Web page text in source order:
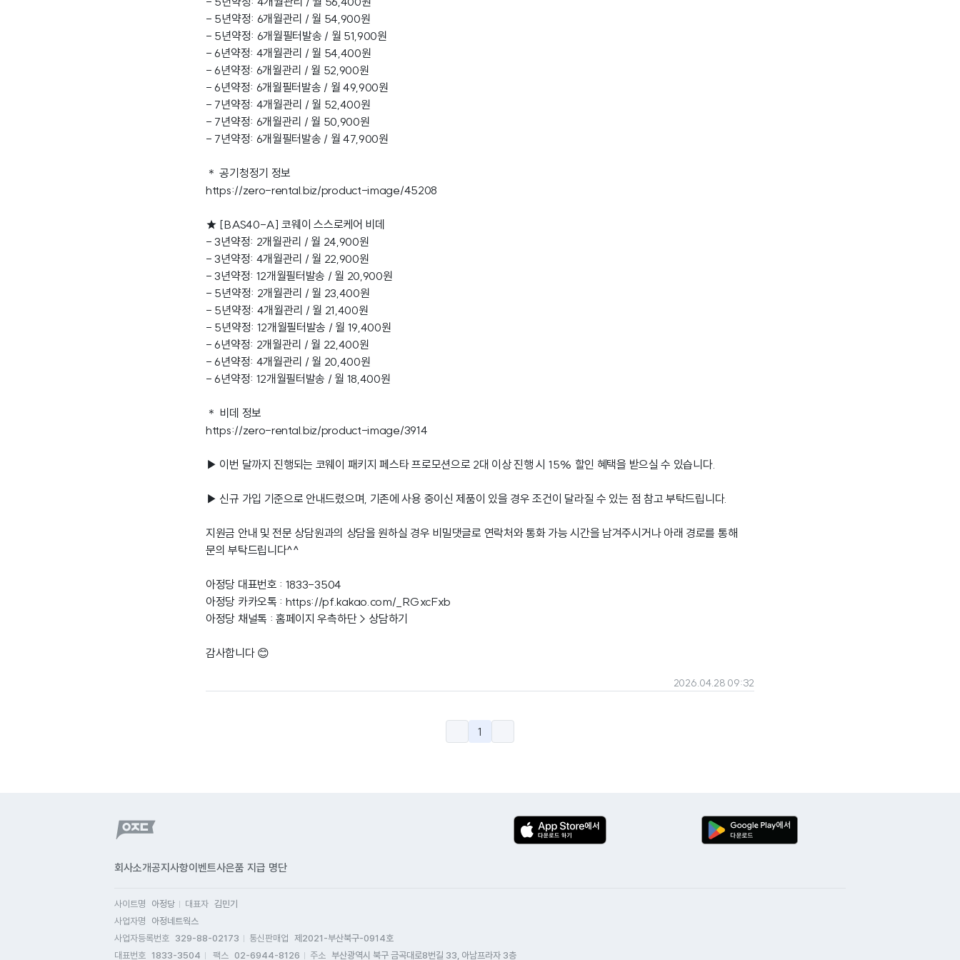
- 5년약정: 6개월관리 / 월 54,900원
- 5년약정: 6개월필터발송 / 월 51,900원
- 6년약정: 4개월관리 / 월 54,400원
- 6년약정: 6개월관리 / 월 52,900원
- 6년약정: 6개월필터발송 / 월 49,900원
- 7년약정: 4개월관리 / 월 52,400원
- 7년약정: 6개월관리 / 월 50,900원
- 7년약정: 6개월필터발송 / 월 47,900원
＊ 공기청정기 정보
https://zero-rental.biz/product-image/45208
★ [BAS40-A] 코웨이 스스로케어 비데
- 3년약정: 2개월관리 / 월 24,900원
- 3년약정: 4개월관리 / 월 22,900원
- 3년약정: 12개월필터발송 / 월 20,900원
- 5년약정: 2개월관리 / 월 23,400원
- 5년약정: 4개월관리 / 월 21,400원
- 5년약정: 12개월필터발송 / 월 19,400원
- 6년약정: 2개월관리 / 월 22,400원
- 6년약정: 4개월관리 / 월 20,400원
- 6년약정: 12개월필터발송 / 월 18,400원
＊ 비데 정보
https://zero-rental.biz/product-image/3914
▶ 이번 달까지 진행되는 코웨이 패키지 페스타 프로모션으로 2대 이상 진행 시 15% 할인 혜택을 받으실 수 있습니다.
▶ 신규 가입 기준으로 안내드렸으며, 기존에 사용 중이신 제품이 있을 경우 조건이 달라질 수 있는 점 참고 부탁드립니다.
지원금 안내 및 전문 상담원과의 상담을 원하실 경우 비밀댓글로 연락처와 통화 가능 시간을 남겨주시거나 아래 경로를 통해
문의 부탁드립니다^^
아정당 대표번호 : 1833-3504
아정당 카카오톡 : https://pf.kakao.com/_RGxcFxb
아정당 채널톡 : 홈페이지 우측하단 > 상담하기
감사합니다 😊
2026.04.28 09:32
1
회사소개공지사항이벤트사은품 지급 명단
사이트명 아정당 대표자 김민기
사업자명
아정네트웍스
사업자등록번호 329-88-02173 통신판매업
제2021-부산북구-0914호
대표번호 1833-3504 팩스 02-6944-8126 주소 부산광역시 북구 금곡대로8번길 33, 아남프라자 3층